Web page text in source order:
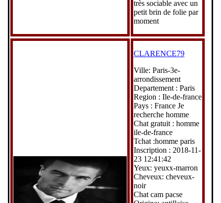
très sociable avec un
petit brin de folie par
moment
CLARENCE79
Ville: Paris-3e-
arrondissement
Departement : Paris
Region : Ile-de-france
Pays : France Je
recherche homme
Chat gratuit : homme
ile-de-france
Tchat :homme paris
Inscription : 2018-11-
23 12:41:42
Yeux: yeuxx-marron
Cheveux: cheveux-
noir
Chat cam pacse